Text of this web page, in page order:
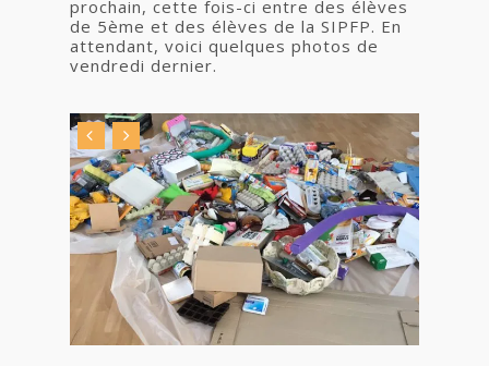
prochain, cette fois-ci entre des élèves
de 5ème et des élèves de la SIPFP. En
attendant, voici quelques photos de
vendredi dernier.